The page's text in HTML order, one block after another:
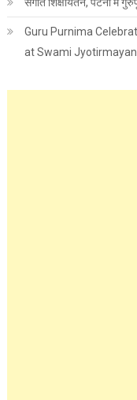
Guru Purnima
at Swami